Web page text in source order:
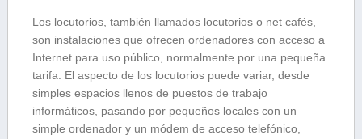
Los locutorios, también llamados locutorios o net cafés,
son instalaciones que ofrecen ordenadores con acceso a
Internet para uso público, normalmente por una pequeña
tarifa. El aspecto de los locutorios puede variar, desde
simples espacios llenos de puestos de trabajo
informáticos, pasando por pequeños locales con un
simple ordenador y un módem de acceso telefónico,